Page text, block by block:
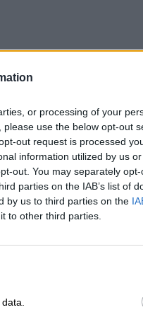
or processing of your
use the below opt-out
out request is processed
information utilized by us
out. You may separately
parties on the IAB’s list of
by us to third parties on the
to other third parties.
ΔΟΔ, από τους
της
μεγάλης συμβολής
χώρα μας για τα
κοινότητας
ευαίσθητη.